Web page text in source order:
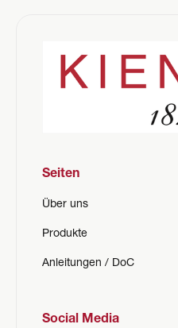
Seiten
Über uns
Produkte
Anleitungen / DoC
Social Media